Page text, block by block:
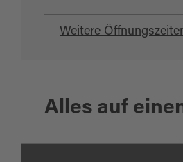
Weitere
Alles auf